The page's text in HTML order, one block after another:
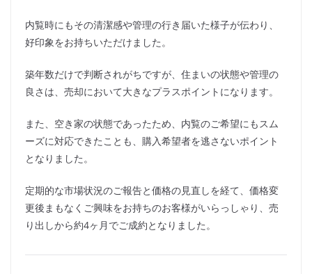
内覧時にもその清潔感や管理の行き届いた様子が伝わり、
好印象をお持ちいただけました。
築年数だけで判断されがちですが、住まいの状態や管理の
良さは、売却において大きなプラスポイントになります。
また、空き家の状態であったため、内覧のご希望にもスム
ーズに対応できたことも、購入希望者を逃さないポイント
となりました。
定期的な市場状況のご報告と価格の見直しを経て、価格変
更後まもなくご興味をお持ちのお客様がいらっしゃり、売
り出しから約4ヶ月でご成約となりました。